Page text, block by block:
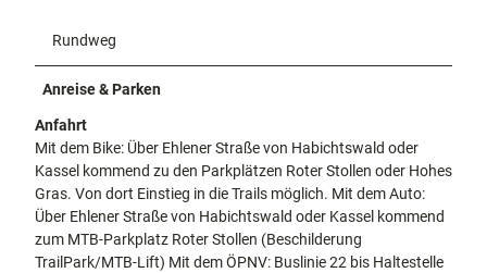
Rundweg
Anreise & Parken
Anfahrt
Mit dem Bike: Über Ehlener Straße von Habichtswald oder
Kassel kommend zu den Parkplätzen Roter Stollen oder Hohes
Gras. Von dort Einstieg in die Trails möglich. Mit dem Auto:
Über Ehlener Straße von Habichtswald oder Kassel kommend
zum MTB-Parkplatz Roter Stollen (Beschilderung
TrailPark/MTB-Lift) Mit dem ÖPNV: Buslinie 22 bis Haltestelle